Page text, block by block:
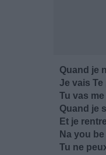
Quand je
Je vais
Tu vas
Quand je
Et je
Na you
Tu ne